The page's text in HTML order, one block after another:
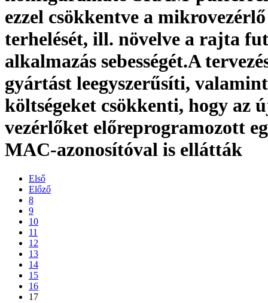
ezzel csökkentve a mikrovezérlő
terhelését, ill. növelve a rajta
alkalmazás sebességét.A
gyártást leegyszerűsíti,
költségeket csökkenti, hogy az
vezérlőket előreprogramozott
MAC-azonosítóval is ellátták
Első
Előző
8
9
10
11
12
13
14
15
16
17